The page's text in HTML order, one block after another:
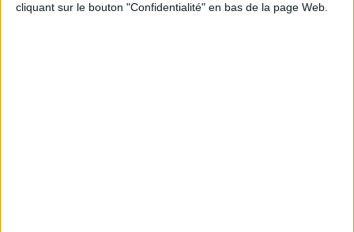
cliquant sur le bouton "Confidentialité" en bas de la page Web.
Votre bilan minceur(env. 2